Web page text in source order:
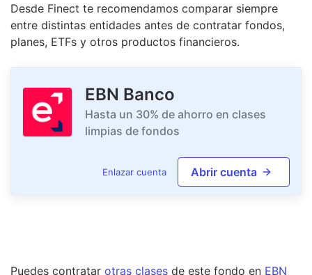
Desde Finect te recomendamos comparar siempre
entre distintas entidades antes de contratar fondos,
planes, ETFs y otros productos financieros.
EBN Banco
Hasta un 30% de ahorro en clases
limpias de fondos
Enlazar cuenta Abrir cuenta
Puedes contratar otras clases de este fondo en EBN